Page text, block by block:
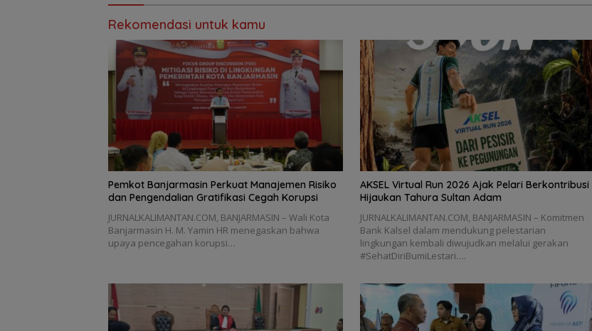
Rekomendasi untuk kamu
Pemkot Banjarmasin Perkuat Manajemen Risiko
dan Pengendalian Gratifikasi Cegah Korupsi
JURNALKALIMANTAN.COM, BANJARMASIN – Wali Kota
Banjarmasin H. M. Yamin HR menegaskan bahwa
upaya pencegahan korupsi…
AKSEL Virtual Run 2026 Ajak Pelari Berkontribusi
Hijaukan Tahura Sultan Adam
JURNALKALIMANTAN.COM, BANJARMASIN – Komitmen
Bank Kalsel dalam mendukung pelestarian
lingkungan kembali diwujudkan melalui gerakan
#SehatDiriBumiLestari….